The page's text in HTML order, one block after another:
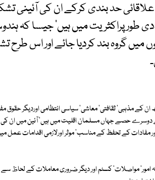
علاقائی حد بندی کرکے ان کی آئینی
پراکثریت میں ہیں' جیسا کہ
گروہ بند کردیا جائے اور اس طرح
ان کے مذہبی' ثقافتی' معاشی' سیاسی انتظامی اوردیگر حقوق
کے دوسرے حصے جہاں مسلمان اقلیت میں ہیں' آئین میں ان کی
مفادات کے تحفظ کے مناسب' موثر اورلازمی اقدامات عمل
امور' مواصلات' کسٹم اور دیگر ضروری معاملات کے لحاظ سے